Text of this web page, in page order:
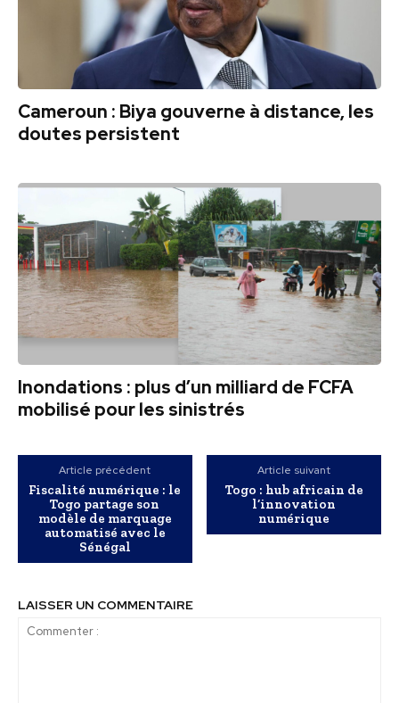
Cameroun : Biya gouverne à distance, les
doutes persistent
Inondations : plus d’un milliard de FCFA
mobilisé pour les sinistrés
Article précédent
Fiscalité numérique : le
Togo partage son
modèle de marquage
automatisé avec le
Sénégal
Article suivant
Togo : hub africain de
l’innovation
numérique
LAISSER UN COMMENTAIRE